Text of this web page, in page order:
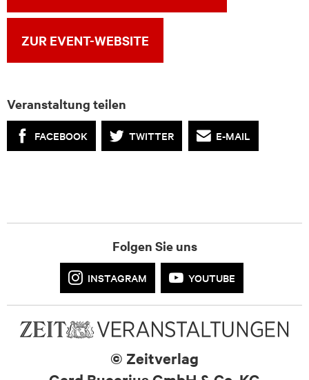
ZUR EVENT-WEBSITE
Veranstaltung teilen
FACEBOOK TWITTER E-MAIL
Folgen Sie uns
INSTAGRAM YOUTUBE
© Zeitverlag